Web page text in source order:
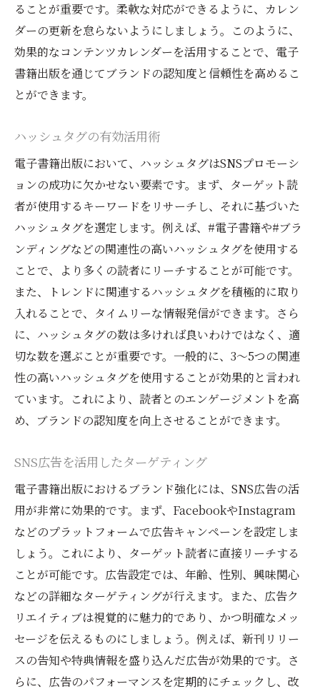
ることが重要です。柔軟な対応ができるように、カレン
ダーの更新を怠らないようにしましょう。このように、
効果的なコンテンツカレンダーを活用することで、電子
書籍出版を通じてブランドの認知度と信頼性を高めるこ
とができます。
ハッシュタグの有効活用術
電子書籍出版において、ハッシュタグはSNSプロモーシ
ョンの成功に欠かせない要素です。まず、ターゲット読
者が使用するキーワードをリサーチし、それに基づいた
ハッシュタグを選定します。例えば、#電子書籍や#ブラ
ンディングなどの関連性の高いハッシュタグを使用する
ことで、より多くの読者にリーチすることが可能です。
また、トレンドに関連するハッシュタグを積極的に取り
入れることで、タイムリーな情報発信ができます。さら
に、ハッシュタグの数は多ければ良いわけではなく、適
切な数を選ぶことが重要です。一般的に、3〜5つの関連
性の高いハッシュタグを使用することが効果的と言われ
ています。これにより、読者とのエンゲージメントを高
め、ブランドの認知度を向上させることができます。
SNS広告を活用したターゲティング
電子書籍出版におけるブランド強化には、SNS広告の活
用が非常に効果的です。まず、FacebookやInstagram
などのプラットフォームで広告キャンペーンを設定しま
しょう。これにより、ターゲット読者に直接リーチする
ことが可能です。広告設定では、年齢、性別、興味関心
などの詳細なターゲティングが行えます。また、広告ク
リエイティブは視覚的に魅力的であり、かつ明確なメッ
セージを伝えるものにしましょう。例えば、新刊リリー
スの告知や特典情報を盛り込んだ広告が効果的です。さ
らに、広告のパフォーマンスを定期的にチェックし、改